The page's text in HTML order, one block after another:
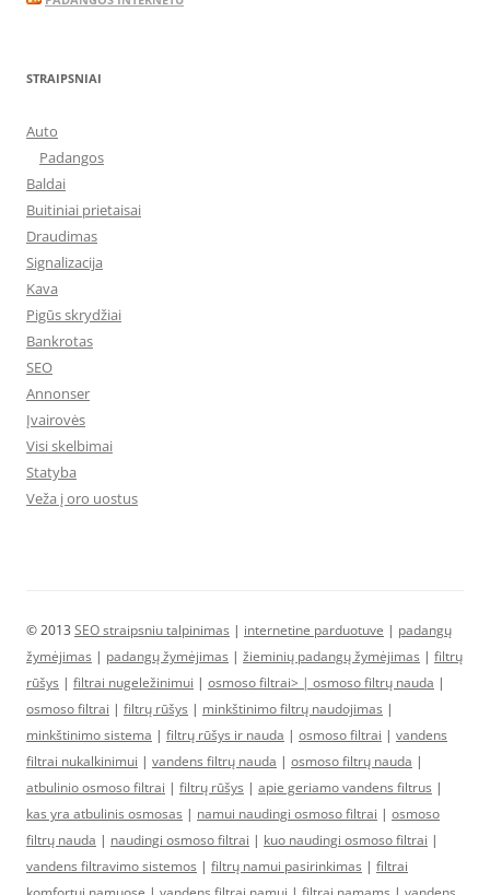
STRAIPSNIAI
Auto
Padangos
Baldai
Buitiniai prietaisai
Draudimas
Signalizacija
Kava
Pigūs skrydžiai
Bankrotas
SEO
Annonser
Įvairovės
Visi skelbimai
Statyba
Veža į oro uostus
© 2013 SEO straipsniu talpinimas | internetine parduotuve | padangų
žymėjimas | padangų žymėjimas | žieminių padangų žymėjimas | filtrų
rūšys | filtrai nugeležinimui | osmoso filtrai> | osmoso filtrų nauda |
osmoso filtrai | filtrų rūšys | minkštinimo filtrų naudojimas |
minkštinimo sistema | filtrų rūšys ir nauda | osmoso filtrai | vandens
filtrai nukalkinimui | vandens filtrų nauda | osmoso filtrų nauda |
atbulinio osmoso filtrai | filtrų rūšys | apie geriamo vandens filtrus |
kas yra atbulinis osmosas | namui naudingi osmoso filtrai | osmoso
filtrų nauda | naudingi osmoso filtrai | kuo naudingi osmoso filtrai |
vandens filtravimo sistemos | filtrų namui pasirinkimas | filtrai